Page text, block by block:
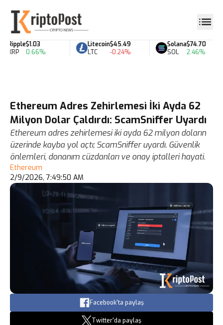
Ripple
XRP
$1.03
0.66%
Litecoin
LTC
$45.49
-0.24%
Solana
SOL
$74.70
2.46%
Ethereum Adres Zehirlemesi İki Ayda 62
Milyon Dolar Çaldırdı: ScamSniffer Uyardı
Ethereum adres zehirlemesi iki ayda 62 milyon doların
üzerinde kayba yol açtı; ScamSniffer uyardı. Güvenlik
önlemleri, donanım cüzdanları ve onay iptalleri hayati.
Ethereum
2/9/2026, 7:49:50 AM
Facebook'ta paylaş
Twitter'da paylaş